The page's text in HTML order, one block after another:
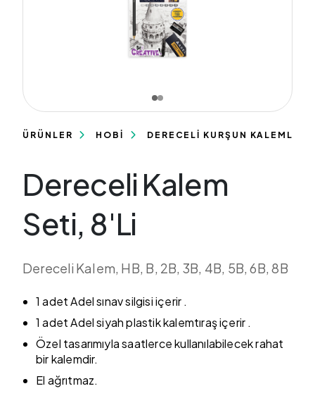
ÜRÜNLER HOBİ DERECELİ KURŞUN KALEMLER
Dereceli Kalem
Seti, 8'Li
Dereceli Kalem, HB, B, 2B, 3B, 4B, 5B, 6B, 8B
1 adet Adel sınav silgisi içerir .
1 adet Adel siyah plastik kalemtıraş içerir .
Özel tasarımıyla saatlerce kullanılabilecek rahat
bir kalemdir.
El ağrıtmaz.